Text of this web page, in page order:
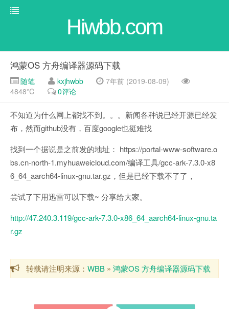
Hiwbb.com
鸿蒙OS 方舟编译器源码下载
随笔 kxjhwbb
7年前 (2019-08-09)
4848℃
0评论
不知道为什么网上都找不到。。。新闻各种说已经开源已经发
布，然而github没有，百度google也挺难找
找到一个据说是之前发的地址： https://portal-www-software.o
bs.cn-north-1.myhuaweicloud.com/编译工具/gcc-ark-7.3.0-x8
6_64_aarch64-linux-gnu.tar.gz，但是已经下载不了了，
尝试了下用迅雷可以下载~ 分享给大家。
http://47.240.3.119/gcc-ark-7.3.0-x86_64_aarch64-linux-gnu.ta
r.gz
转载请注明来源： WBB » 鸿蒙OS 方舟编译器源码下载